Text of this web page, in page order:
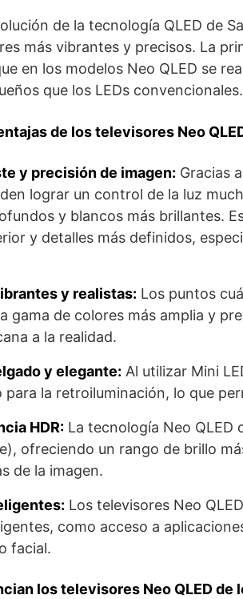
de la tecnología QLED de
más vibrantes y precisos. La
en los modelos Neo QLED se
que los LEDs convencionales.
de los televisores Neo
y precisión de imagen: Gracias
lograr un control de la luz
y blancos más brillantes.
y detalles más definidos,
y realistas: Los puntos
gama de colores más amplia y
a la realidad.
y elegante: Al utilizar Mini
para la retroiluminación, lo que
HDR: La tecnología Neo QLED
ofreciendo un rango de brillo
de la imagen.
Los televisores Neo
como acceso a
facial.
los televisores Neo QLED de